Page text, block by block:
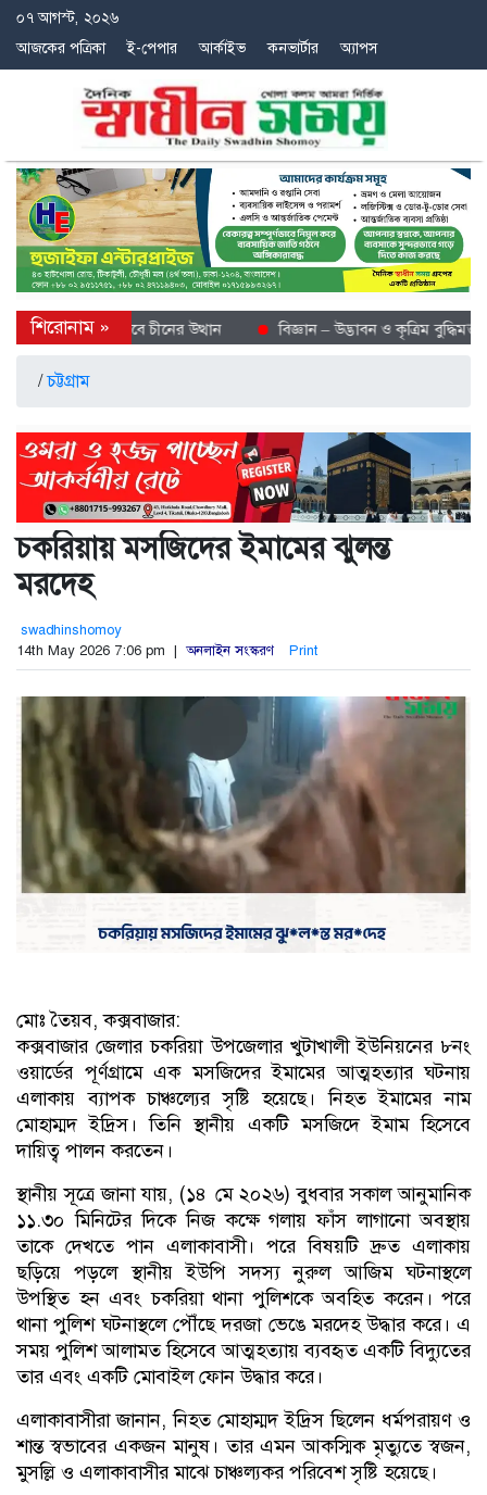
০৭ আগস্ট, ২০২৬
আজকের পত্রিকা
ই-পেপার আর্কাইভ কনভার্টার অ্যাপস
শীতল গন্তব্য হিসেবে চীনের উত্থান বিজ্ঞান – উদ্ভাবন ও কৃত্রিম বুদ্ধিমত্তায়
/চট্টগ্রাম
চকরিয়ায় মসজিদের ইমামের ঝুলন্ত
মরদেহ
swadhinshomoy
14th May 2026 7:06 pm | অনলাইন সংস্করণ Print
মোঃ তৈয়ব, কক্সবাজার:
কক্সবাজার জেলার চকরিয়া উপজেলার খুটাখালী ইউনিয়নের ৮নং
ওয়ার্ডের পূর্ণগ্রামে এক মসজিদের ইমামের আত্মহত্যার ঘটনায়
এলাকায় ব্যাপক চাঞ্চল্যের সৃষ্টি হয়েছে। নিহত ইমামের নাম
মোহাম্মদ ইদ্রিস। তিনি স্থানীয় একটি মসজিদে ইমাম হিসেবে
দায়িত্ব পালন করতেন।
স্থানীয় সূত্রে জানা যায়, (১৪ মে ২০২৬) বুধবার সকাল আনুমানিক
১১.৩০ মিনিটের দিকে নিজ কক্ষে গলায় ফাঁস লাগানো অবস্থায়
তাকে দেখতে পান এলাকাবাসী। পরে বিষয়টি দ্রুত এলাকায়
ছড়িয়ে পড়লে স্থানীয় ইউপি সদস্য নুরুল আজিম ঘটনাস্থলে
উপস্থিত হন এবং চকরিয়া থানা পুলিশকে অবহিত করেন। পরে
থানা পুলিশ ঘটনাস্থলে পৌঁছে দরজা ভেঙে মরদেহ উদ্ধার করে। এ
সময় পুলিশ আলামত হিসেবে আত্মহত্যায় ব্যবহৃত একটি বিদ্যুতের
তার এবং একটি মোবাইল ফোন উদ্ধার করে।
এলাকাবাসীরা জানান, নিহত মোহাম্মদ ইদ্রিস ছিলেন ধর্মপরায়ণ ও
শান্ত স্বভাবের একজন মানুষ। তার এমন আকস্মিক মৃত্যুতে স্বজন,
মুসল্লি ও এলাকাবাসীর মাঝে চাঞ্চল্যকর পরিবেশ সৃষ্টি হয়েছে।